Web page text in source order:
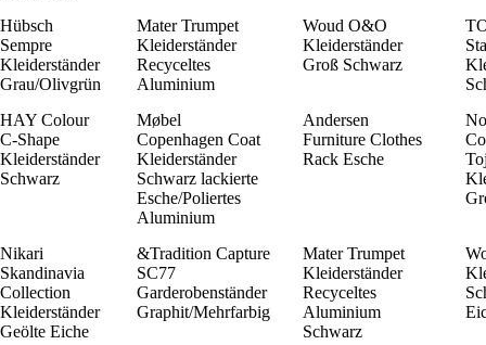
Hübsch
Sempre
Kleiderständer
Grau/Olivgrün
Mater Trumpet
Kleiderständer
Recyceltes
Aluminium
Woud O&O
Kleiderständer
Groß Schwarz
HAY Colour
C-Shape
Kleiderständer
Schwarz
Møbel
Copenhagen Coat
Kleiderständer
Schwarz lackierte
Esche/Poliertes
Aluminium
Andersen
Furniture Clothes
Rack Esche
Nikari
Skandinavia
Collection
Kleiderständer
Geölte Eiche
&Tradition Capture
SC77
Garderobenständer
Graphit/Mehrfarbig
Mater Trumpet
Kleiderständer
Recyceltes
Aluminium
Schwarz